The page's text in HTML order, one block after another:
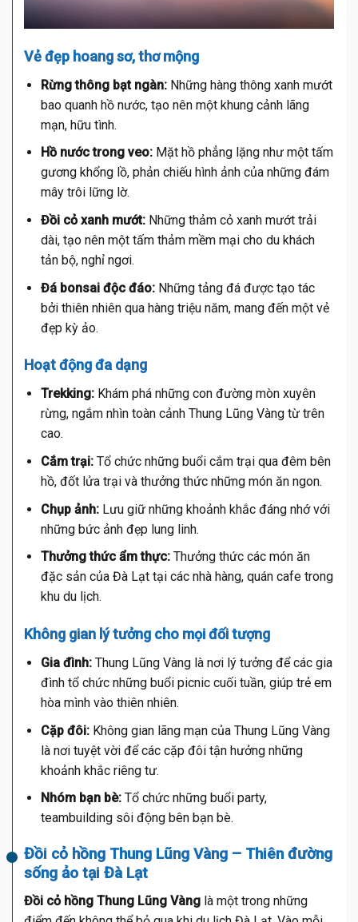
Vẻ đẹp hoang sơ, thơ mộng
Rừng thông bạt ngàn:Những hàng thông xanh mướt
bao quanh hồ nước, tạo nên một khung cảnh lãng
mạn, hữu tình.
Hồ nước trong veo:Mặt hồ phẳng lặng như một tấm
gương khổng lồ, phản chiếu hình ảnh của những đám
mây trôi lững lờ.
Đồi cỏ xanh mướt:Những thảm cỏ xanh mướt trải
dài, tạo nên một tấm thảm mềm mại cho du khách
tản bộ, nghỉ ngơi.
Đá bonsai độc đáo:Những tảng đá được tạo tác
bởi thiên nhiên qua hàng triệu năm, mang đến một vẻ
đẹp kỳ ảo.
Hoạt động đa dạng
Trekking:Khám phá những con đường mòn xuyên
rừng, ngắm nhìn toàn cảnh Thung Lũng Vàng từ trên
cao.
Cắm trại:Tổ chức những buổi cắm trại qua đêm bên
hồ, đốt lửa trại và thưởng thức những món ăn ngon.
Chụp ảnh:Lưu giữ những khoảnh khắc đáng nhớ với
những bức ảnh đẹp lung linh.
Thưởng thức ẩm thực:Thưởng thức các món ăn
đặc sản của Đà Lạt tại các nhà hàng, quán cafe trong
khu du lịch.
Không gian lý tưởng cho mọi đối tượng
Gia đình:Thung Lũng Vàng là nơi lý tưởng để các gia
đình tổ chức những buổi picnic cuối tuần, giúp trẻ em
hòa mình vào thiên nhiên.
Cặp đôi:Không gian lãng mạn của Thung Lũng Vàng
là nơi tuyệt vời để các cặp đôi tận hưởng những
khoảnh khắc riêng tư.
Nhóm bạn bè:Tổ chức những buổi party,
teambuilding sôi động bên bạn bè.
Đồi cỏ hồng Thung Lũng Vàng – Thiên đường
sống ảo tại Đà Lạt
Đồi cỏ hồng Thung Lũng Vàng là một trong những